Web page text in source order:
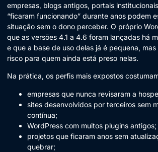
empresas, blogs antigos, portais
“ficaram funcionando” durante anos podem
situação sem o dono perceber. O próprio
que as versões 4.1 a 4.6 foram lançadas há
e que a base de uso delas já é pequena, mas
risco para quem ainda está preso nelas.
Na prática, os perfis mais expostos
empresas que nunca revisaram a
sites desenvolvidos por terceiros sem
contínua;
WordPress com muitos plugins antigos;
projetos que ficaram anos sem
quebrar;